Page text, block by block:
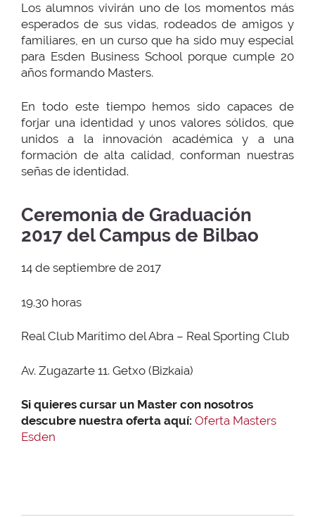
Los alumnos vivirán uno de los momentos más
esperados de sus vidas, rodeados de amigos y
familiares, en un curso que ha sido muy especial
para Esden Business School porque cumple 20
años formando Masters.
En todo este tiempo hemos sido capaces de
forjar una identidad y unos valores sólidos, que
unidos a la innovación académica y a una
formación de alta calidad, conforman nuestras
señas de identidad.
Ceremonia de Graduación
2017 del Campus de Bilbao
14 de septiembre de 2017
19.30 horas
Real Club Marítimo del Abra – Real Sporting Club
Av. Zugazarte 11. Getxo (Bizkaia)
Si quieres cursar un Master con nosotros
descubre nuestra oferta aquí: Oferta Masters
Esden